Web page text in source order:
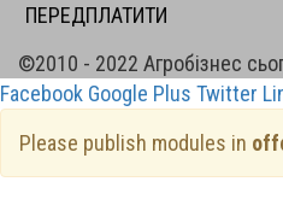
ПЕРЕДПЛАТИТИ
©2010 - 2022 Агробізнес
Facebook Google Plus Twitter
Please publish modules in